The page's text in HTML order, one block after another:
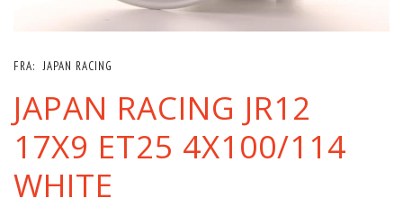
FRA: JAPAN RACING
JAPAN RACING JR12
17X9 ET25 4X100/114
WHITE